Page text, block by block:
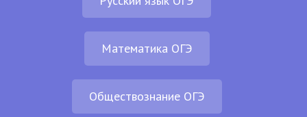
Математика ОГЭ
Обществознание ОГЭ